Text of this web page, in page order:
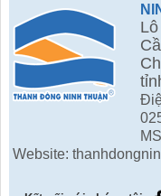
Website: